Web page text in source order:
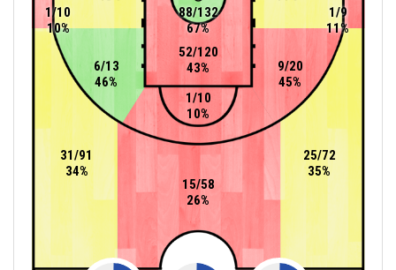
1/10
10%
6/13
46%
9/20
45%
52/120
43%
88/132
67%
15/58
26%
31/91
34%
1/10
10%
25/72
35%
1/9
11%